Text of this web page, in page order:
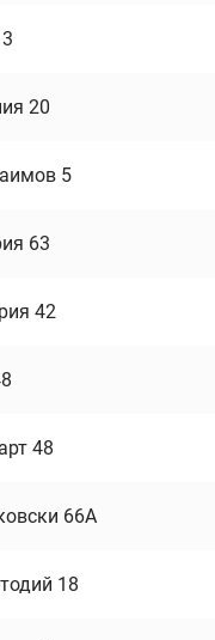
20
5
63
42
48
66А
18